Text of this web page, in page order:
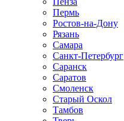
Пермь
Ростов‑на‑Дону
Рязань
Самара
Санкт‑Петербург
Саранск
Саратов
Смоленск
Старый Оскол
Тамбов